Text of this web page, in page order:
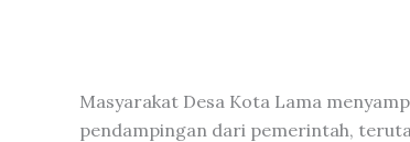
Masyarakat Desa Kota Lama
pendampingan dari pemerintah,